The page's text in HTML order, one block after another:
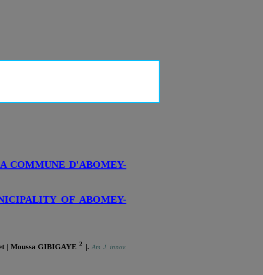
COMMUNE D'ABOMEY-
OF ABOMEY-
| Moussa GIBIGAYE 2 |. Am. J. innov.